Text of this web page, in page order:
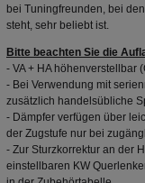
bei Tuningfreunden, bei
steht, sehr beliebt ist.
Bitte beachten Sie die
- VA + HA höhenverstellbar
- Bei Verwendung mit
zusätzlich handelsübliche
- Dämpfer verfügen über
der Zugstufe nur bei
- Zur Sturzkorrektur an der
einstellbaren KW